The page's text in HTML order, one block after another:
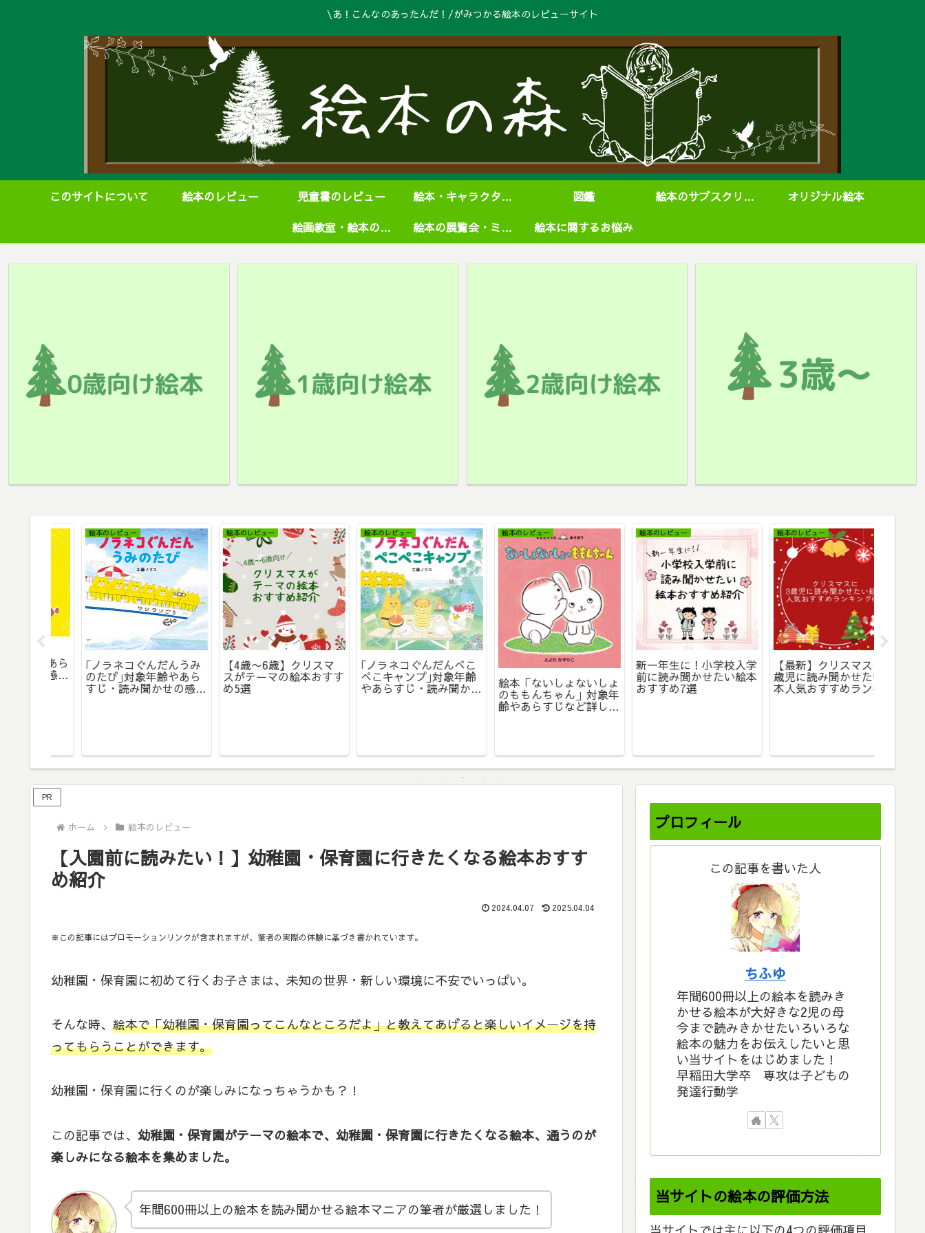
\あ！こんなのあったんだ！/がみつかる絵本のレビューサイト
このサイトについて 絵本のレビュー 児童書のレビュー 絵本・キャラクターグッズ 図鑑 絵本のサブスクリプション オリジナル絵本
絵画教室・絵本の学校 絵本の展覧会・ミュージアム 絵本に関するお悩み
絵本のレビュー
｢ノラネコぐんだんうみ
のたび｣対象年齢やあら
すじ・読み聞かせの感想
絵本のレビュー
【4歳〜6歳】クリスマ
スがテーマの絵本おすす
め5選
絵本のレビュー
｢ノラネコぐんだんぺこ
ぺこキャンプ｣対象年齢
やあらすじ・読み聞かせ
絵本のレビュー
絵本「ないしょないしょ
のももんちゃん」対象年
齢やあらすじなど詳しく
絵本のレビュー
新一年生に！小学校入学
前に読み聞かせたい絵本
おすすめ7選
絵本のレビュー
【最新】クリスマスに3
歳児に読み聞かせたい絵
本人気おすすめランキン
PR
ホーム 絵本のレビュー
【入園前に読みたい！】幼稚園・保育園に行きたくなる絵本おすす
め紹介
2024.04.07 2025.04.04
※この記事にはプロモーションリンクが含まれますが、筆者の実際の体験に基づき書かれています。
幼稚園・保育園に初めて行くお子さまは、未知の世界・新しい環境に不安でいっぱい。
そんな時、 絵本で「幼稚園・保育園ってこんなところだよ」と教えてあげると楽しいイメージを持
ってもらうことができます。
幼稚園・保育園に行くのが楽しみになっちゃうかも？！
この記事では、 幼稚園・保育園がテーマの絵本で、幼稚園・保育園に行きたくなる絵本、通うのが
楽しみになる絵本を集めました。
年間600冊以上の絵本を読み聞かせる絵本マニアの筆者が厳選しました！
プロフィール
この記事を書いた人
ちふゆ
年間600冊以上の絵本を読みき
かせる絵本が大好きな2児の母
今まで読みきかせたいろいろな
絵本の魅力をお伝えしたいと思
い当サイトをはじめました！
早稲田大学卒 専攻は子どもの
発達行動学
当サイトの絵本の評価方法